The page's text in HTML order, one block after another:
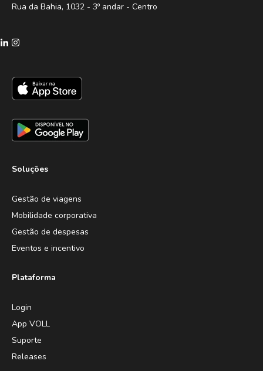
Rua da Bahia, 1032 - 3º andar - Centro
Soluções
Gestão de viagens
Mobilidade corporativa
Gestão de despesas
Eventos e incentivo
Plataforma
Login
App VOLL
Suporte
Releases